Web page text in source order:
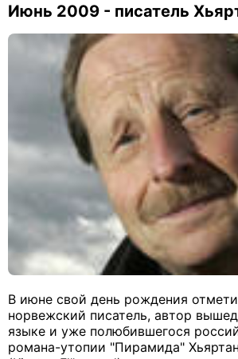
Июнь 2009 - писатель
В июне свой день рождения
норвежский писатель, автор
языке и уже полюбившегося
романа-утопии "Пирамида"